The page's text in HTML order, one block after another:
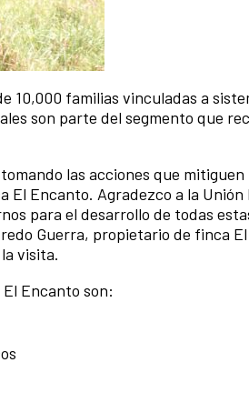
10,000 familias vinculadas a
son parte del segmento que
las acciones que mitiguen
Encanto. Agradezco a la Unión
para el desarrollo de todas
Guerra, propietario de finca
visita.
Encanto son: